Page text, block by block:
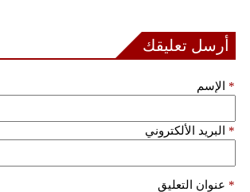
أرسل تعليقك
الإسم *
البريد الألكتروني *
عنوان التعليق *